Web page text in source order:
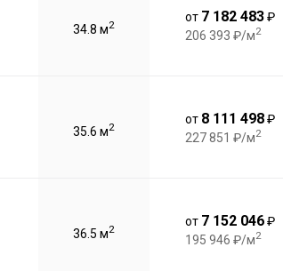
34.8 м2
от 7 182 483₽
206 393 ₽/м2
35.6 м2
от 8 111 498₽
227 851 ₽/м2
36.5 м2
от 7 152 046₽
195 946 ₽/м2